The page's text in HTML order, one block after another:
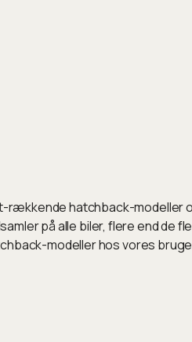
hatchback-
på alle biler, flere end
modeller hos vores